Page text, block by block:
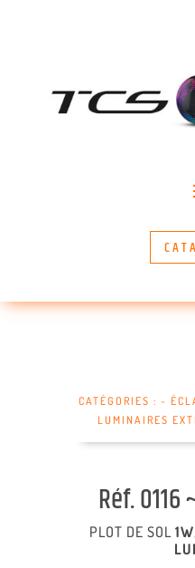
CATÉGORIES : ~
LUMINAIRES
Réf. 0116
PLOT DE SOL1W